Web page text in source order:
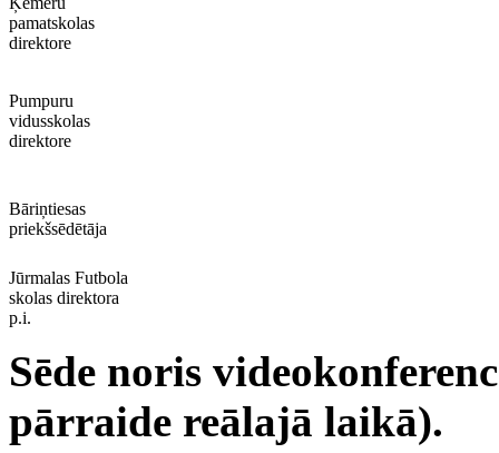
pamatskolas
direktore
Pumpuru
vidusskolas
direktore
Bāriņtiesas
priekšsēdētāja
Jūrmalas Futbola
skolas direktora
p.i.
Sēde noris
pārraide reālajā laikā).